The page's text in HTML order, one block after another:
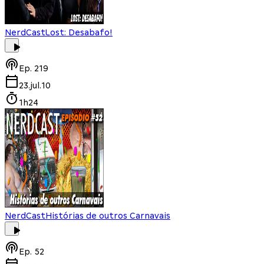
NerdCastLost: Desabafo!
Ep. 219
23.jul.10
1h24
NerdCastHistórias de outros Carnavais
Ep. 52